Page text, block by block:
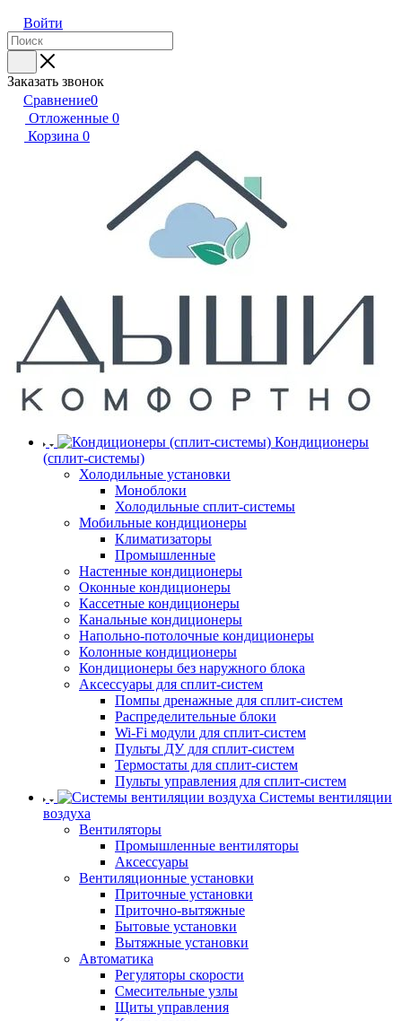
Войти
Заказать звонок
Сравнение0
Отложенные 0
Корзина 0
Кондиционеры
(сплит-системы)
Холодильные установки
Моноблоки
Холодильные сплит-системы
Мобильные кондиционеры
Климатизаторы
Промышленные
Настенные кондиционеры
Оконные кондиционеры
Кассетные кондиционеры
Канальные кондиционеры
Напольно-потолочные кондиционеры
Колонные кондиционеры
Кондиционеры без наружного блока
Аксессуары для сплит-систем
Помпы дренажные для сплит-систем
Распределительные блоки
Wi-Fi модули для сплит-систем
Пульты ДУ для сплит-систем
Термостаты для сплит-систем
Пульты управления для сплит-систем
Системы вентиляции
воздуха
Вентиляторы
Промышленные вентиляторы
Аксессуары
Вентиляционные установки
Приточные установки
Приточно-вытяжные
Бытовые установки
Вытяжные установки
Автоматика
Регуляторы скорости
Смесительные узлы
Щиты управления